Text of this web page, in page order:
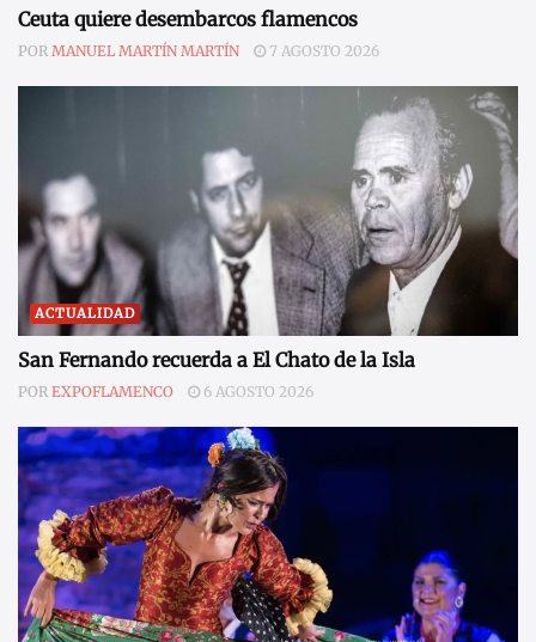
Ceuta quiere desembarcos flamencos
POR MANUEL MARTÍN MARTÍN 7 AGOSTO 2026
ACTUALIDAD
San Fernando recuerda a El Chato de la Isla
POR EXPOFLAMENCO 6 AGOSTO 2026